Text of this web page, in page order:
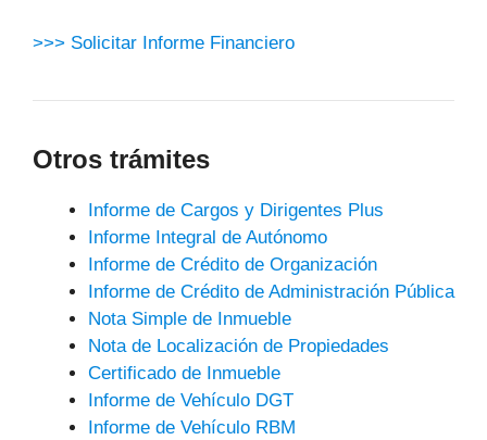
>>> Solicitar Informe Financiero
Otros trámites
Informe de Cargos y Dirigentes Plus
Informe Integral de Autónomo
Informe de Crédito de Organización
Informe de Crédito de Administración Pública
Nota Simple de Inmueble
Nota de Localización de Propiedades
Certificado de Inmueble
Informe de Vehículo DGT
Informe de Vehículo RBM